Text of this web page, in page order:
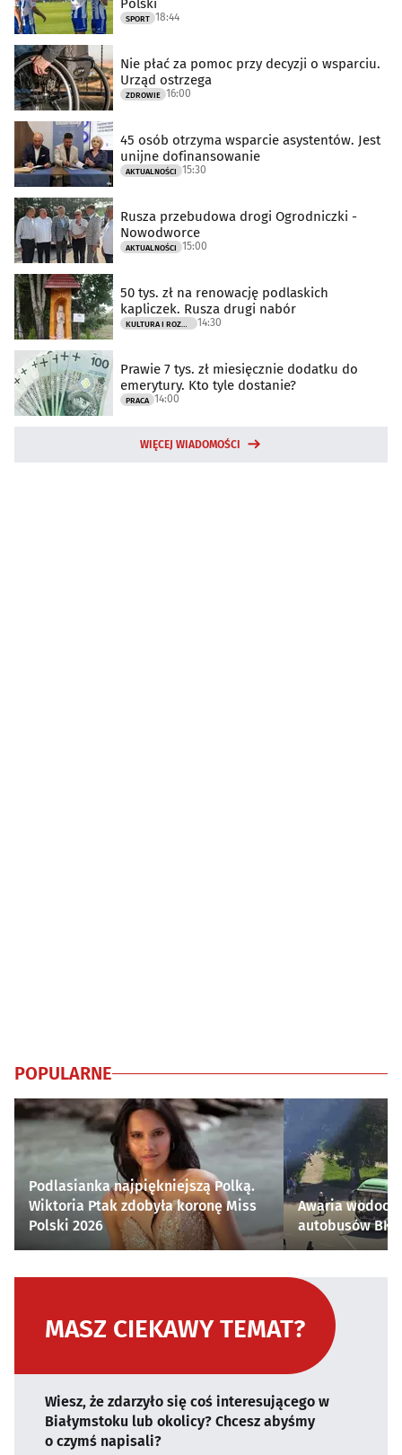
Polski
SPORT 18:44
Nie płać za pomoc przy decyzji o wsparciu.
Urząd ostrzega
ZDROWIE 16:00
45 osób otrzyma wsparcie asystentów. Jest
unijne dofinansowanie
AKTUALNOŚCI 15:30
Rusza przebudowa drogi Ogrodniczki -
Nowodworce
AKTUALNOŚCI 15:00
50 tys. zł na renowację podlaskich
kapliczek. Rusza drugi nabór
14:30
Prawie 7 tys. zł miesięcznie dodatku do
emerytury. Kto tyle dostanie?
PRACA 14:00
WIĘCEJ WIADOMOŚCI
POPULARNE
Podlasianka najpiękniejszą Polką.
Wiktoria Ptak zdobyła koronę Miss
Polski 2026
Awaria
autobusów
MASZ CIEKAWY TEMAT?
Wiesz, że zdarzyło się coś interesującego w
Białymstoku lub okolicy? Chcesz abyśmy
o czymś napisali?